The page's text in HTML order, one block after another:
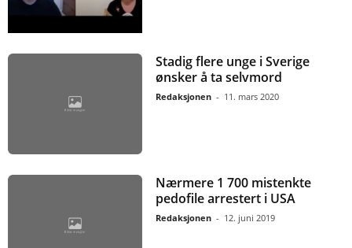
Stadig flere unge i Sverige
ønsker å ta selvmord
Redaksjonen - 11. mars 2020
Nærmere 1 700 mistenkte
pedofile arrestert i USA
Redaksjonen - 12. juni 2019